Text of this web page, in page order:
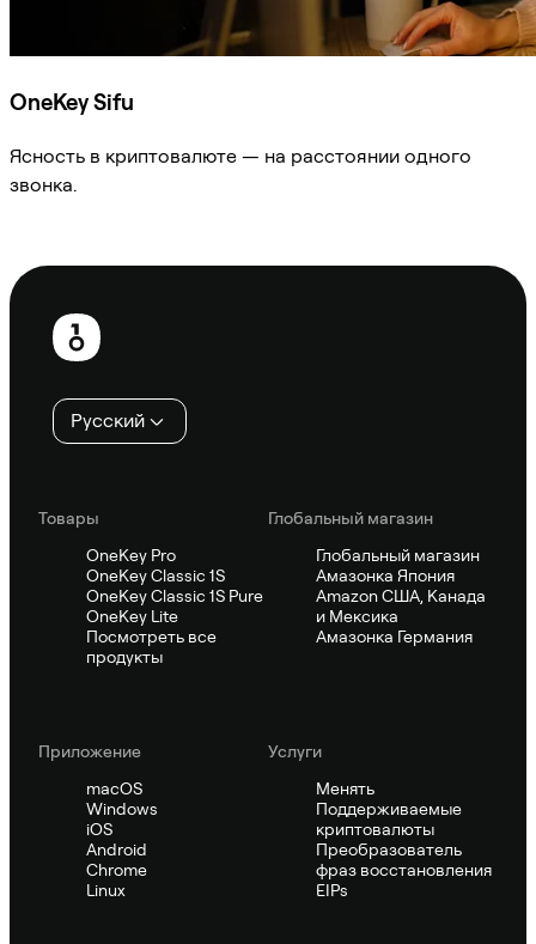
OneKey Sifu
Ясность в криптовалюте — на расстоянии одного
звонка.
Нижний
колонтитул
Русский
Товары
OneKey Pro
OneKey Classic 1S
OneKey Classic 1S Pure
OneKey Lite
Посмотреть все
продукты
Глобальный магазин
Глобальный магазин
Амазонка Япония
Amazon США, Канада
и Мексика
Амазонка Германия
Приложение
macOS
Windows
iOS
Android
Chrome
Linux
Услуги
Менять
Поддерживаемые
криптовалюты
Преобразователь
фраз восстановления
EIPs